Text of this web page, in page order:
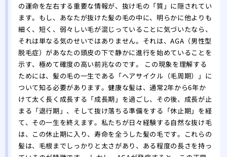
の運命を左右する重要な情報が、抜け毛の「質」に隠されてい
ます。もし、あなたが抜けた髪の毛の中に、明らかに他よりも
細く、短く、弱々しい毛が混じっていることに気づいたなら、
それは単なる気のせいではありません。それは、AGA（男性型
脱毛症）があなたの頭皮の下で静かに進行を始めていることを
示す、極めて確度の高い前兆なのです。 この現象を理解する
ためには、髪の毛の一生である「ヘアサイクル（毛周期）」に
ついて知る必要があります。健康な髪は、通常2年から6年か
けて太く長く成長する「成長期」を過ごし、その後、成長が止
まる「退行期」、そして抜け落ちる準備をする「休止期」を経
て、その一生を終えます。私たちが日々経験する自然な抜け毛
は、この休止期に入り、寿命を全うした髪の毛です。これらの
髪は、毛根までしっかりと太さがあり、ある程度の長さを持っ